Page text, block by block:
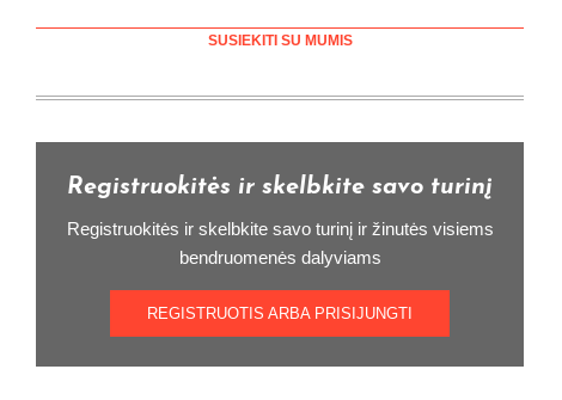
SUSIEKITI SU MUMIS
Registruokitės ir skelbkite savo turinį
Registruokitės ir skelbkite savo turinį ir žinutės visiems
bendruomenės dalyviams
REGISTRUOTIS ARBA PRISIJUNGTI